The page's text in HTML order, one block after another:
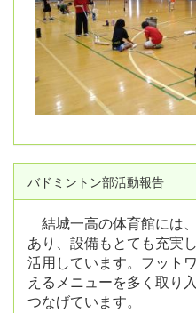
バドミントン部活動報告
結城一高の体育館には
あり、設備もとても充実
活用しています。フット
えるメニューを多く取り
つなげています。